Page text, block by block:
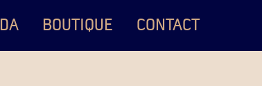
BOUTIQUE CONTACT